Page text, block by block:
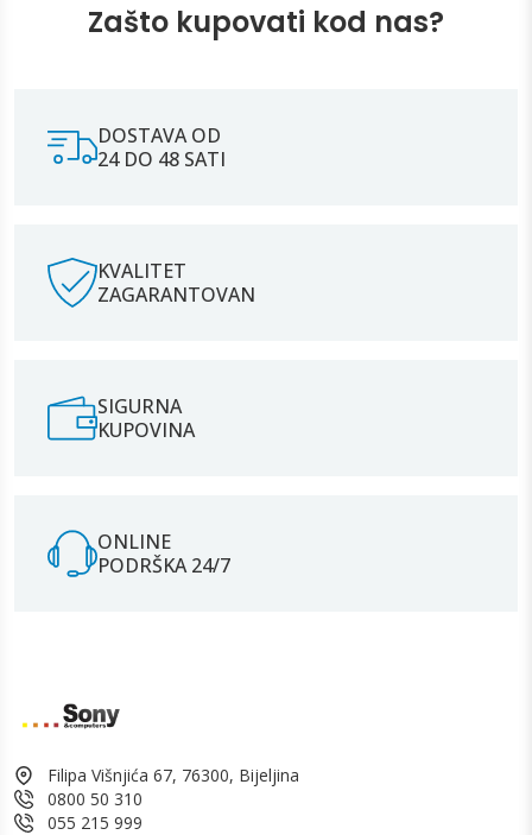
Zašto kupovati kod nas?
DOSTAVA OD
24 DO 48 SATI
KVALITET
ZAGARANTOVAN
SIGURNA
KUPOVINA
ONLINE
PODRŠKA 24/7
Filipa Višnjića 67, 76300, Bijeljina
0800 50 310
055 215 999